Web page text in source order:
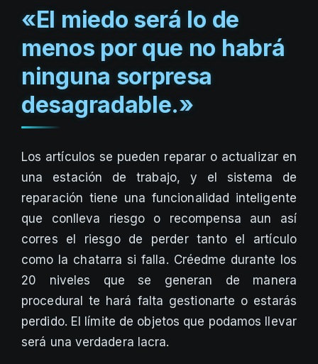
«El miedo será lo de
menos por que no habrá
ninguna sorpresa
desagradable.»
Los artículos se pueden reparar o actualizar en
una estación de trabajo, y el sistema de
reparación tiene una funcionalidad inteligente
que conlleva riesgo o recompensa aun así
corres el riesgo de perder tanto el artículo
como la chatarra si falla. Créedme durante los
20 niveles que se generan de manera
procedural te hará falta gestionarte o estarás
perdido. El límite de objetos que podamos llevar
será una verdadera lacra.